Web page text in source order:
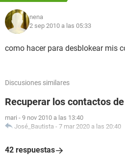
nena
2 sep 2010 a las 05:33
como hacer para desblokear mis
Discusiones similares
Recuperar los contactos
mari - 9 nov 2010 a las 13:40
José_Bautista - 7 mar 2020 a las 20:40
42 respuestas